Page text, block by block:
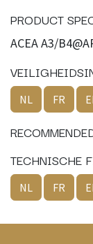
PRODUCT
ACEA A3/
NL FR
TECHNISCHE
NL FR